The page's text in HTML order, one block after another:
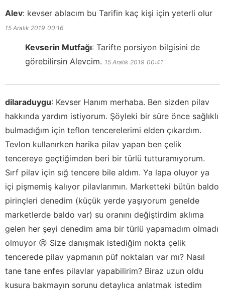
Alev: kevser ablacım bu Tarifin kaç kişi için yeterli olur
15 Aralık 2019 00:16
Kevserin Mutfağı: Tarifte porsiyon bilgisini de
görebilirsin Alevcim. 15 Aralık 2019 00:41
dilaraduygu: Kevser Hanım merhaba. Ben sizden pilav
hakkında yardım istiyorum. Şöyleki bir süre önce sağlıklı
bulmadığım için teflon tencerelerimi elden çıkardım.
Tevlon kullanırken harika pilav yapan ben çelik
tencereye geçtiğimden beri bir türlü tutturamıyorum.
Sırf pilav için sığ tencere bile aldım. Ya lapa oluyor ya
içi pişmemiş kalıyor pilavlarımın. Marketteki bütün baldo
pirinçleri denedim (küçük yerde yaşıyorum genelde
marketlerde baldo var) su oranını değiştirdim aklıma
gelen her şeyi denedim ama bir türlü yapamadım olmadı
olmuyor 😢 Size danışmak istediğim nokta çelik
tencerede pilav yapmanın püf noktaları var mı? Nasıl
tane tane enfes pilavlar yapabilirim? Biraz uzun oldu
kusura bakmayın sorunu detaylıca anlatmak istedim